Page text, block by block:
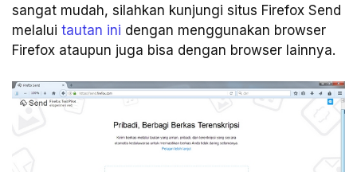
sangat mudah, silahkan kunjungi situs Firefox Send
melalui tautan ini dengan menggunakan browser
Firefox ataupun juga bisa dengan browser lainnya.